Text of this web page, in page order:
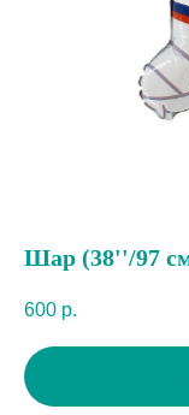
Шар (38''/97
600 р.